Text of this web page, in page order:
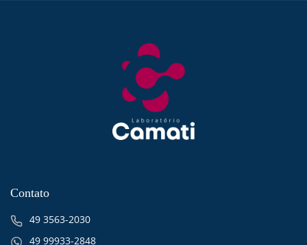
Contato
49 3563-2030
49 99933-2848